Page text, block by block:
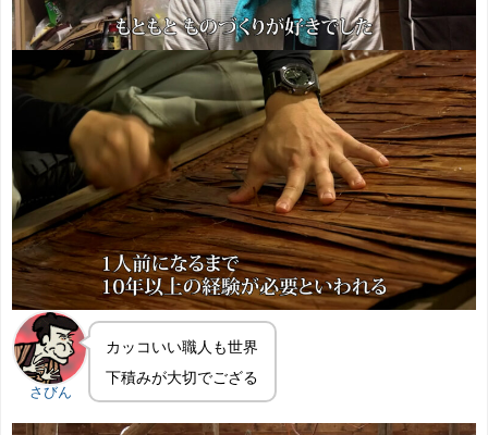
さびん
カッコいい職人も世界
下積みが大切でござる